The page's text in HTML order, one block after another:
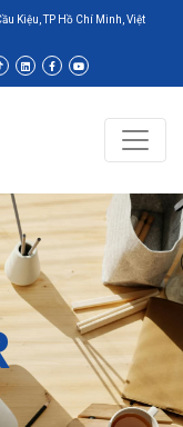
Kiệu, TP Hồ Chí Minh, Việt